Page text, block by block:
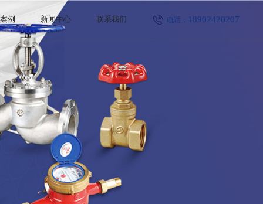
例 新闻中心
行业新闻
联系我们 电话： 18902420207